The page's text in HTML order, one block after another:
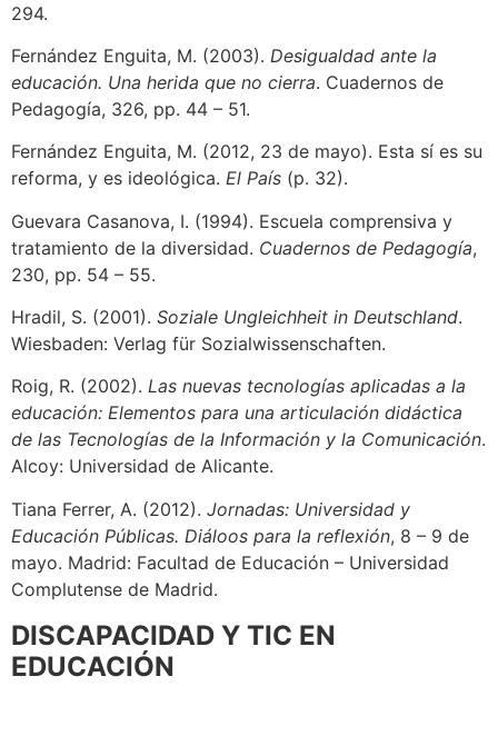
294.
Fernández Enguita, M. (2003). Desigualdad ante la
educación. Una herida que no cierra. Cuadernos de
Pedagogía, 326, pp. 44 – 51.
Fernández Enguita, M. (2012, 23 de mayo). Esta sí es su
reforma, y es ideológica. El País (p. 32).
Guevara Casanova, I. (1994). Escuela comprensiva y
tratamiento de la diversidad. Cuadernos de Pedagogía,
230, pp. 54 – 55.
Hradil, S. (2001). Soziale Ungleichheit in Deutschland.
Wiesbaden: Verlag für Sozialwissenschaften.
Roig, R. (2002). Las nuevas tecnologías aplicadas a la
educación: Elementos para una articulación didáctica
de las Tecnologías de la Información y la Comunicación.
Alcoy: Universidad de Alicante.
Tiana Ferrer, A. (2012). Jornadas: Universidad y
Educación Públicas. Diáloos para la reflexión, 8 – 9 de
mayo. Madrid: Facultad de Educación – Universidad
Complutense de Madrid.
DISCAPACIDAD Y TIC EN
EDUCACIÓN